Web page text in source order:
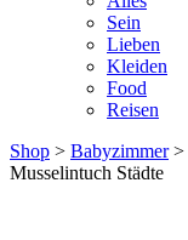
Sein
Lieben
Kleiden
Food
Reisen
Shop > Babyzimmer>
Musselintuch Städte